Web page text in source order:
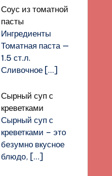
Соус из томатной
пасты
Ингредиенты
Томатная паста —
1.5 ст.л.
Сливочное […]
Сырный суп с
креветками
Сырный суп с
креветками – это
безумно вкусное
блюдо, […]